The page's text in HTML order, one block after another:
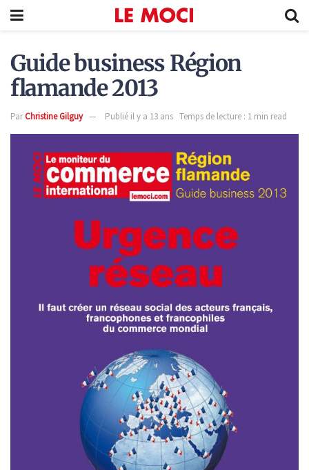
Guide business Région
flamande 2013
ParChristine Gilguy Publié il y a 13 ans Temps de lecture : 1 min read